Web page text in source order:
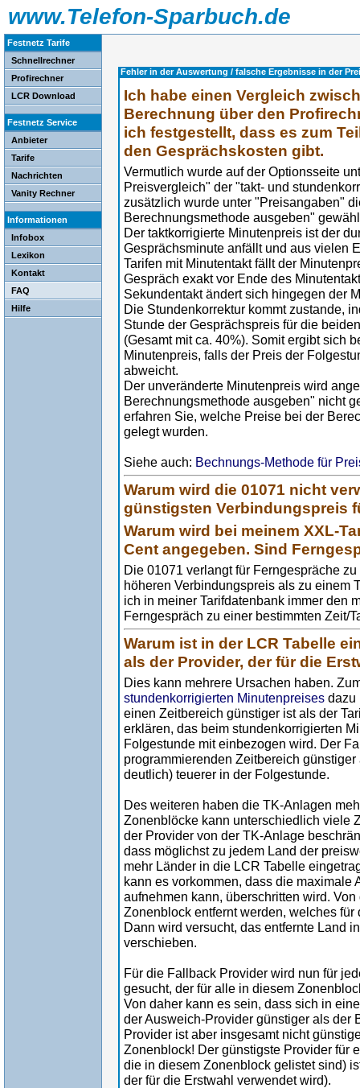
www.Telefon-Sparbuch.de
Festnetz Tarife
Schnellrechner
Profirechner
LCR Download
Festnetz Service
Anbieter
Tarife
Nachrichten
Vanity Rechner
Informationen
Infobox
Lexikon
Kontakt
FAQ
Hilfe
Fehler in der Auswertung / falsche Ergebnisse in der
Ich habe einen Vergleich
Berechnung über den
ich festgestellt, dass es zum
den Gesprächskosten gibt.
Vermutlich wurde auf der Optionsseite
Preisvergleich" der "takt- und
zusätzlich wurde unter "Preisangaben"
Berechnungsmethode ausgeben"
Der taktkorrigierte Minutenpreis ist der
Gesprächsminute anfällt und aus vielen
Tarifen mit Minutentakt fällt der
Gespräch exakt vor Ende des
Sekundentakt ändert sich hingegen der
Die Stundenkorrektur kommt zustande,
Stunde der Gesprächspreis für die
(Gesamt mit ca. 40%). Somit ergibt sich
Minutenpreis, falls der Preis der
abweicht.
Der unveränderte Minutenpreis wird
Berechnungsmethode ausgeben" nicht
erfahren Sie, welche Preise bei der
gelegt wurden.
Siehe auch: Bechnungs-Methode für
Warum wird die 01071 nicht
günstigsten Verbindungspreis
Warum wird bei meinem XXL-
Cent angegeben. Sind
Die 01071 verlangt für Ferngespräche
höheren Verbindungspreis als zu einem
ich in meiner Tarifdatenbank immer den
Ferngespräch zu einer bestimmten Zeit/
Warum ist in der LCR Tabelle
als der Provider, der für die
Dies kann mehrere Ursachen haben.
stundenkorrigierten Minutenpreises dazu
einen Zeitbereich günstiger ist als der
erklären, das beim stundenkorrigierten
Folgestunde mit einbezogen wird. Der
programmierenden Zeitbereich
deutlich) teuerer in der Folgestunde.
Des weiteren haben die TK-Anlagen
Zonenblöcke kann unterschiedlich viele
der Provider von der TK-Anlage
dass möglichst zu jedem Land der
mehr Länder in die LCR Tabelle
kann es vorkommen, dass die
aufnehmen kann, überschritten wird.
Zonenblock entfernt werden, welches
Dann wird versucht, das entfernte Land
verschieben.
Für die Fallback Provider wird nun für
gesucht, der für alle in diesem
Von daher kann es sein, dass sich in
der Ausweich-Provider günstiger als der
Provider ist aber insgesamt nicht
Zonenblock! Der günstigste Provider für
die in diesem Zonenblock gelistet sind)
der für die Erstwahl verwendet wird).